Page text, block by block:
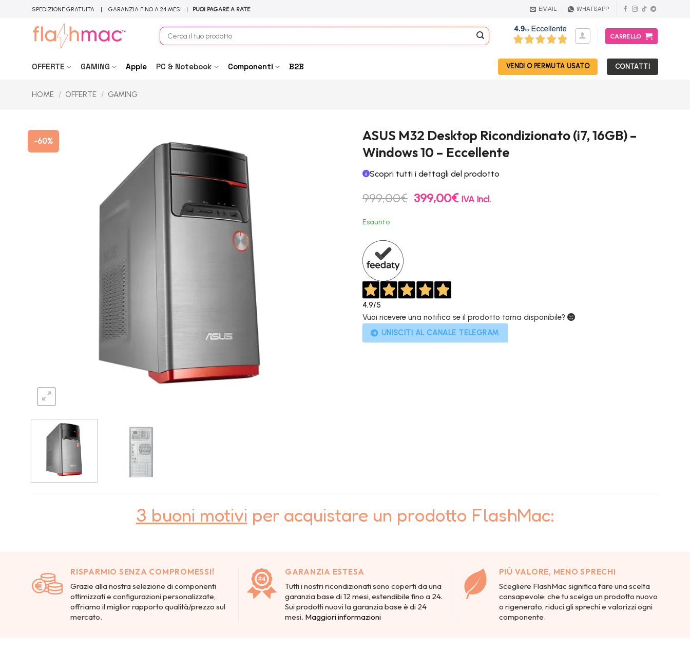
SPEDIZIONE GRATUITA | GARANZIA FINO A 24 MESI | PUOI PAGARE A RATE EMAIL WHATSAPP
Cerca:
CARRELLO
OFFERTE GAMING Apple PC & Notebook Componenti B2B VENDI O PERMUTA USATO CONTATTI
HOME / OFFERTE / GAMING
-60%
ASUS M32 Desktop Ricondizionato (i7, 16GB) –
Windows 10 – Eccellente
Scopri tutti i dettagli del prodotto
999,00€ Il
prezzo
399,00€Il
prezzo
IVA Incl.
Esaurito
4,9/5
Vuoi ricevere una notifica se il prodotto torna disponibile?
UNISCITI AL CANALE TELEGRAM
3 buoni motivi per acquistare un prodotto FlashMac:
RISPARMIO SENZA COMPROMESSI!
Grazie alla nostra selezione di componenti
ottimizzati e configurazioni personalizzate,
offriamo il miglior rapporto qualità/prezzo sul
mercato.
GARANZIA ESTESA
Tutti i nostri ricondizionati sono coperti da una
garanzia base di 12 mesi, estendibile fino a 24.
Sui prodotti nuovi la garanzia base è di 24
mesi. Maggiori informazioni
PIÙ VALORE, MENO SPRECHI
Scegliere FlashMac significa fare una scelta
consapevole: che tu scelga un prodotto nuovo
o rigenerato, riduci gli sprechi e valorizzi ogni
componente.